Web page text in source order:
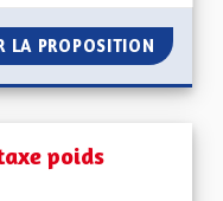
LA PROPOSITION UNE
poids